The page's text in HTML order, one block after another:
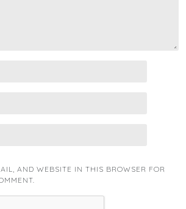
AND WEBSITE IN THIS BROWSER FOR